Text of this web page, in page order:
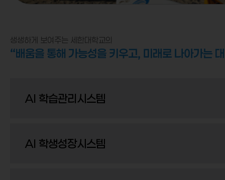
생생하게 보여주는 세한대학교의
“배움을 통해 가능성을 키우고, 미래로 나아가는
AI 학습관리시스템
AI 학생성장시스템